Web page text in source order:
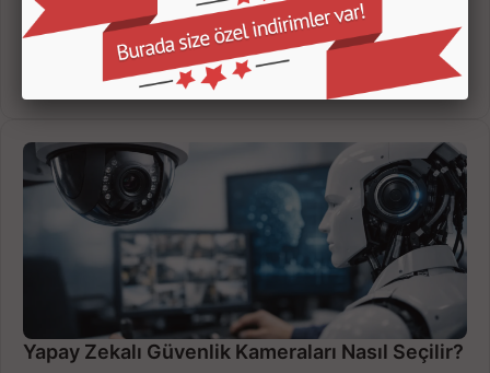
Kamera kayıt cihazı incelemesi yaparken kanal sayısı,
çözünürlük, disk kapasitesi ve uzaktan erişimi birlikte
değerlendirin; bütçenizi doğru yönetin.
16 Temmuz 2026
Yapay Zekalı Güvenlik Kameraları Nasıl Seçilir?